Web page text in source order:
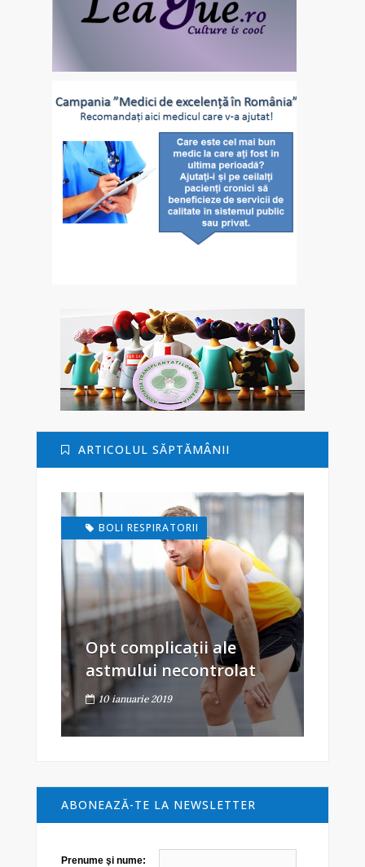
ARTICOLUL SĂPTĂMÂNII
BOLI RESPIRATORII
Opt complicații ale
astmului necontrolat
10 ianuarie 2019
ABONEAZĂ-TE LA NEWSLETTER
Prenume şi nume: